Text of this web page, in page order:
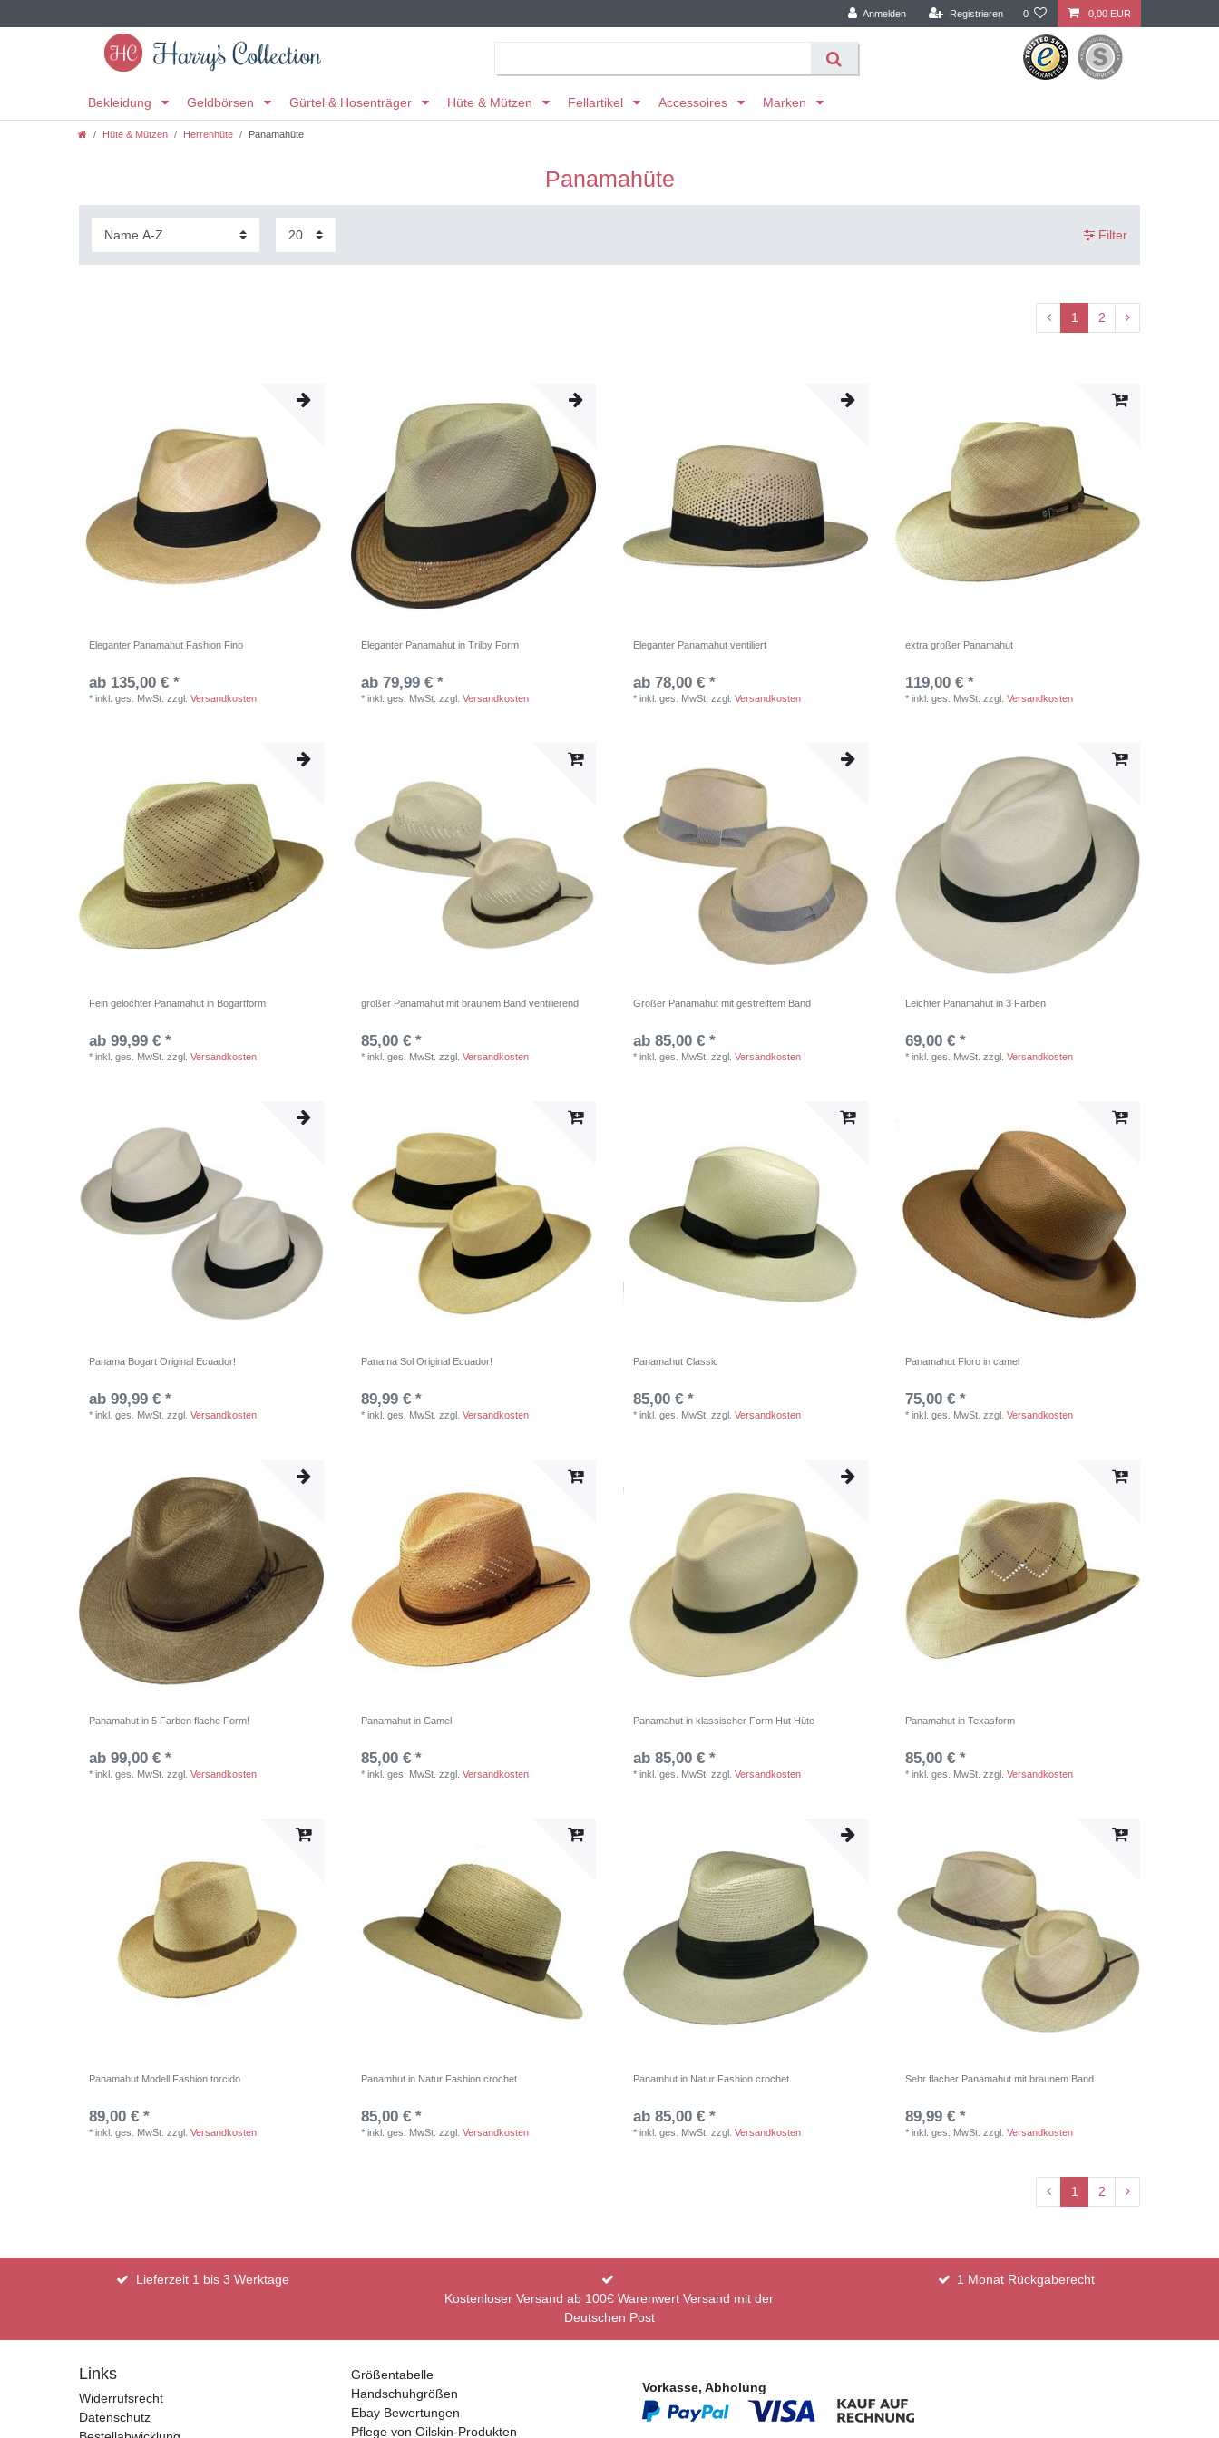
Anmelden Registrieren 0 0,00 EUR
Bekleidung Geldbörsen Gürtel & Hosenträger Hüte & Mützen Fellartikel Accessoires Marken
Hüte & Mützen Herrenhüte Panamahüte
Panamahüte
Filter
1 2
Eleganter Panamahut Fashion Fino
ab 135,00 € *
*inkl. ges. MwSt. zzgl.Versandkosten
Eleganter Panamahut in Trilby Form
ab 79,99 € *
*inkl. ges. MwSt. zzgl.Versandkosten
Eleganter Panamahut ventiliert
ab 78,00 € *
*inkl. ges. MwSt. zzgl.Versandkosten
extra großer Panamahut
119,00 € *
*inkl. ges. MwSt. zzgl.Versandkosten
Fein gelochter Panamahut in Bogartform
ab 99,99 € *
*inkl. ges. MwSt. zzgl.Versandkosten
großer Panamahut mit braunem Band ventilierend
85,00 € *
*inkl. ges. MwSt. zzgl.Versandkosten
Großer Panamahut mit gestreiftem Band
ab 85,00 € *
*inkl. ges. MwSt. zzgl.Versandkosten
Leichter Panamahut in 3 Farben
69,00 € *
*inkl. ges. MwSt. zzgl.Versandkosten
Panama Bogart Original Ecuador!
ab 99,99 € *
*inkl. ges. MwSt. zzgl.Versandkosten
Panama Sol Original Ecuador!
89,99 € *
*inkl. ges. MwSt. zzgl.Versandkosten
Panamahut Classic
85,00 € *
*inkl. ges. MwSt. zzgl.Versandkosten
Panamahut Floro in camel
75,00 € *
*inkl. ges. MwSt. zzgl.Versandkosten
Panamahut in 5 Farben flache Form!
ab 99,00 € *
*inkl. ges. MwSt. zzgl.Versandkosten
Panamahut in Camel
85,00 € *
*inkl. ges. MwSt. zzgl.Versandkosten
Panamahut in klassischer Form Hut Hüte
ab 85,00 € *
*inkl. ges. MwSt. zzgl.Versandkosten
Panamahut in Texasform
85,00 € *
*inkl. ges. MwSt. zzgl.Versandkosten
Panamahut Modell Fashion torcido
89,00 € *
*inkl. ges. MwSt. zzgl.Versandkosten
Panamhut in Natur Fashion crochet
85,00 € *
*inkl. ges. MwSt. zzgl.Versandkosten
Panamhut in Natur Fashion crochet
ab 85,00 € *
*inkl. ges. MwSt. zzgl.Versandkosten
Sehr flacher Panamahut mit braunem Band
89,99 € *
*inkl. ges. MwSt. zzgl.Versandkosten
1 2
Lieferzeit 1 bis 3 Werktage
Kostenloser Versand ab 100€ Warenwert Versand mit der
Deutschen Post
1 Monat Rückgaberecht
Links
Widerrufsrecht
Datenschutz
Größentabelle
Handschuhgrößen
Ebay Bewertungen
Pflege von Oilskin-Produkten
Vorkasse, Abholung